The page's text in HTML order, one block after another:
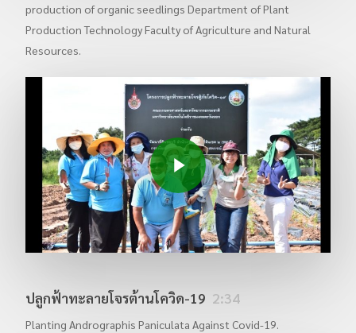
production of organic seedlings Department of Plant
Production Technology Faculty of Agriculture and Natural
Resources.
Play Video
ปลูกฟ้าทะลายโจรต้านโควิด-19 2:34
Planting Andrographis Paniculata Against Covid-19.